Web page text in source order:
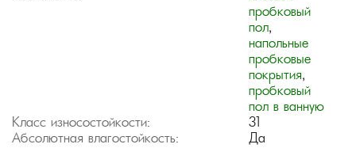
пробковый
пол,
напольные
пробковые
покрытия,
пробковый
пол в ванную
Класс износостойкости:
31
Абсолютная влагостойкость:
Да